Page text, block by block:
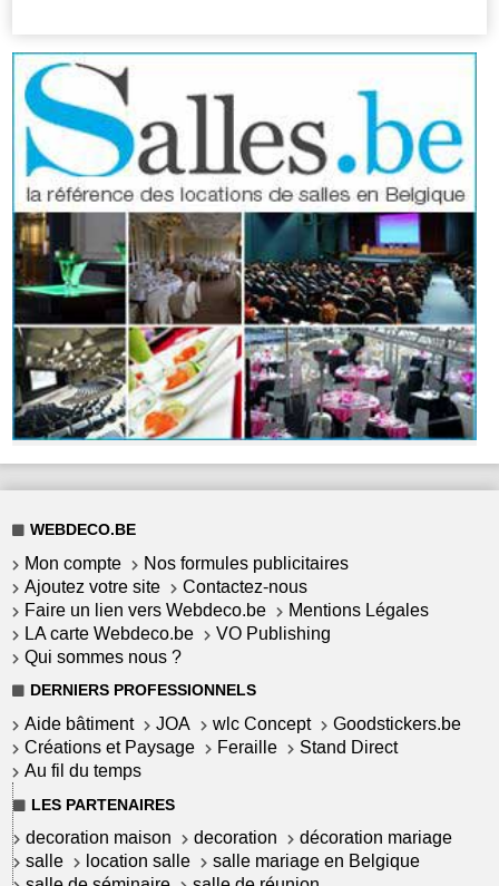
WEBDECO.BE
Mon compte
Nos formules publicitaires
Ajoutez votre site
Contactez-nous
Faire un lien vers Webdeco.be
Mentions Légales
LA carte Webdeco.be
VO Publishing
Qui sommes nous ?
DERNIERS PROFESSIONNELS
Aide bâtiment JOA wlc Concept
Goodstickers.be
Créations et Paysage
Feraille
Stand Direct
Au fil du temps
LES PARTENAIRES
decoration maison decoration
décoration mariage
salle
location salle
salle mariage en Belgique